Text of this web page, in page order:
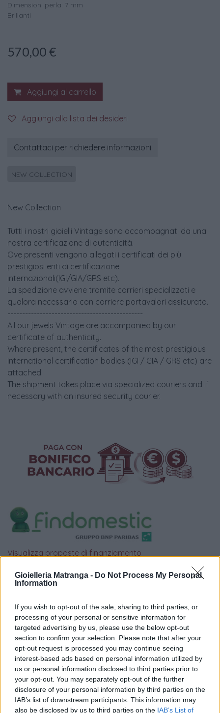
Gioielleria Matranga - Do Not Process My Personal
Information
If you wish to opt-out of the sale, sharing to third parties, or
processing of your personal or sensitive information for
targeted advertising by us, please use the below opt-out
section to confirm your selection. Please note that after your
opt-out request is processed you may continue seeing
interest-based ads based on personal information utilized by
us or personal information disclosed to third parties prior to
your opt-out. You may separately opt-out of the further
disclosure of your personal information by third parties on the
IAB’s list of downstream participants. This information may
also be disclosed by us to third parties on the IAB’s List of
Dimensioni perla: 7 mm
Brillanti
570,00 €
Aggiungi al carrello
Aggiungi alla lista dei desideri
Contattaci per richiedere informazioni
NEW COLLECTION
New Collection
Tutti i nostri gioielli Vintage sono accompagnati da una
nostra certificazione di autenticità.
Ove presenti vengono allegati i certificati dei più
prestigiosi enti di certificazione
internazionali(IGI/GIA/GRS etc).
La spedizione avviene tramite corrieri specializzati e
qualora necessario con corriere portavalori assicurato.
----------------------------------------------
All our jewels Vintage are accompanied by our
certificate of authenticity.
Where present, the certificates of the most prestigious
international certification bodies (IGI / GIA / GRS etc) are
attached.
The shipment takes place via specialized couriers and if
necessary with an insured security courier.
Visualizza proposte di finanziamento
Politiche dei prezzi online
Caratteristiche Prodotto
Google
4.8
Basato su 408 reviews
Powered byLocalImpact